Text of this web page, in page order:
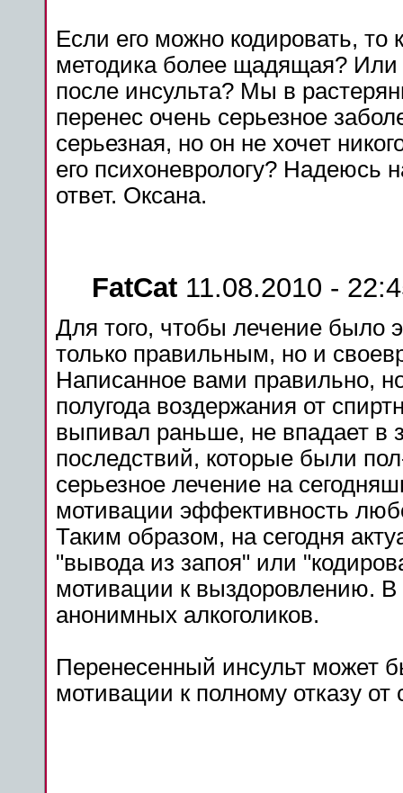
Если его можно кодировать, то
методика более щадящая? Или
после инсульта? Мы в
перенес очень серьезное
серьезная, но он не хочет
его психоневрологу? Надеюсь
ответ. Оксана.
FatCat 11.08.2010 -
Для того, чтобы лечение
только правильным, но и
Написанное вами правильно,
полугода воздержания от
выпивал раньше, не впадает в
последствий, которые были
серьезное лечение на
мотивации эффективность
Таким образом, на сегодня
"вывода из запоя" или
мотивации к выздоровлению.
анонимных алкоголиков.
Перенесенный инсульт может
мотивации к полному отказу от